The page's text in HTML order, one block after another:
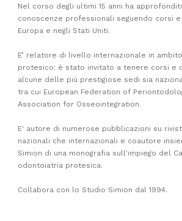
Nel corso degli ultimi 15 anni ha
conoscenze professionali seguendo corsi
Europa e negli Stati Uniti.
E’ relatore di livello internazionale in
protesico: è stato invitato a tenere corsi e
alcune delle più prestigiose sedi sia
tra cui European Federation of
Association for Osseointegration.
E' autore di numerose pubblicazioni su
nazionali che internazionali e coautore
Simion di una monografia sull'impiego del
odontoiatria protesica.
Collabora con lo Studio Simion dal 1994.